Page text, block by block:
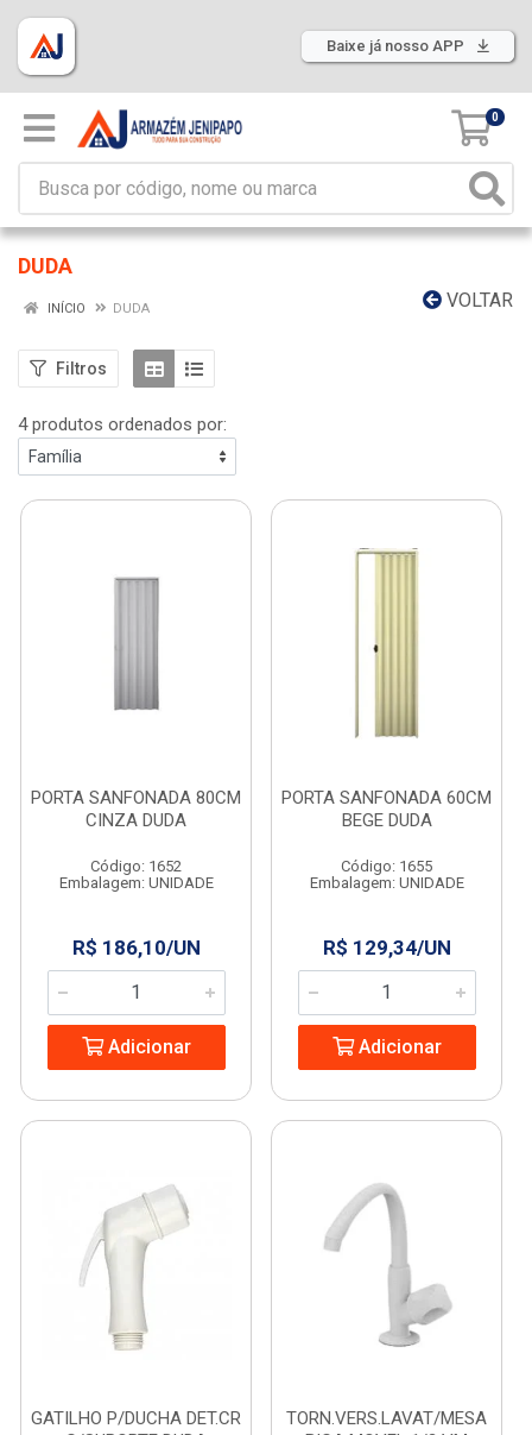
Baixe já nosso APP
0
DUDA
VOLTAR
INÍCIO DUDA
Filtros
4 produtos ordenados por:
PORTA SANFONADA 80CM
CINZA DUDA
Código: 1652
Embalagem: UNIDADE
R$ 186,10/UN
Adicionar
PORTA SANFONADA 60CM
BEGE DUDA
Código: 1655
Embalagem: UNIDADE
R$ 129,34/UN
Adicionar
GATILHO P/DUCHA DET.CR
TORN.VERS.LAVAT/MESA